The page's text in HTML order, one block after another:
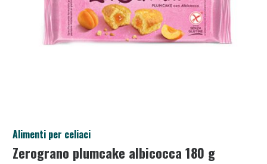
Alimenti per celiaci
Zerograno plumcake albicocca 180 g
Salini e Multivitaminici: oggi Sconto extra fino al